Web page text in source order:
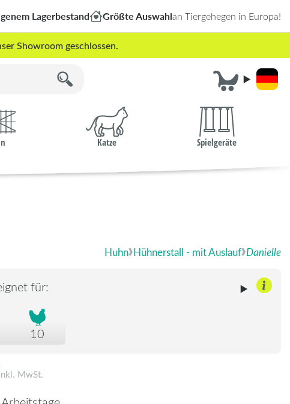
Lagerbestand Größte Auswahlan Tiergehegen in Europa!
Showroom geschlossen.
Katze Spielgeräte
Huhn Hühnerstall - mit Auslauf Danielle
für:
10
MwSt.